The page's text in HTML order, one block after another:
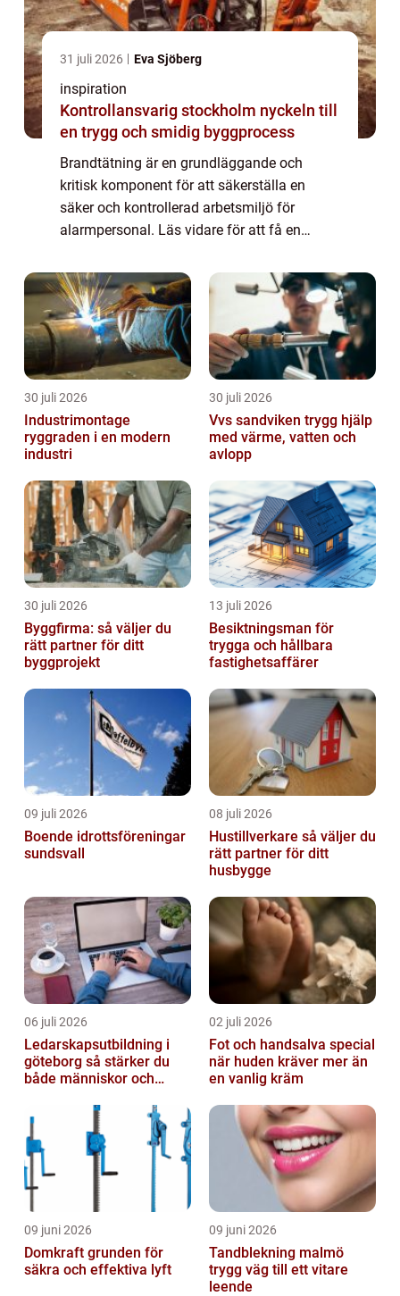
31 juli 2026 Eva Sjöberg
inspiration
Kontrollansvarig stockholm nyckeln till
en trygg och smidig byggprocess
Brandtätning är en grundläggande och
kritisk komponent för att säkerställa en
säker och kontrollerad arbetsmiljö för
alarmpersonal. Läs vidare för att få en
30 juli 2026
Industrimontage
ryggraden i en modern
industri
30 juli 2026
Vvs sandviken trygg hjälp
med värme, vatten och
avlopp
30 juli 2026
Byggfirma: så väljer du
rätt partner för ditt
byggprojekt
13 juli 2026
Besiktningsman för
trygga och hållbara
fastighetsaffärer
09 juli 2026
Boende idrottsföreningar
sundsvall
08 juli 2026
Hustillverkare så väljer du
rätt partner för ditt
husbygge
06 juli 2026
Ledarskapsutbildning i
göteborg så stärker du
både människor och
02 juli 2026
Fot och handsalva special
när huden kräver mer än
en vanlig kräm
09 juni 2026
Domkraft grunden för
säkra och effektiva lyft
09 juni 2026
Tandblekning malmö
trygg väg till ett vitare
leende